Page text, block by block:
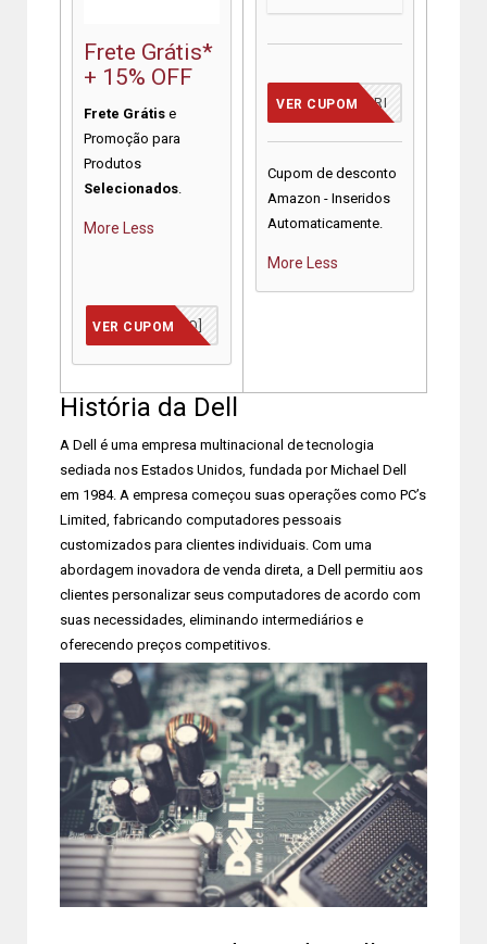
Frete Grátis*
+ 15% OFF
Frete Grátis e
Promoção para
Produtos
Selecionados
More Less
[JÁ INSERIDO]
VER CUPOM
CUPOM INSERIDO
VER CUPOM
Cupom de desconto
Amazon - Inseridos
Automaticamente.
More Less
História da Dell
A Dell é uma empresa multinacional de tecnologia
sediada nos Estados Unidos, fundada por Michael Dell
em 1984. A empresa começou suas operações como PC’s
Limited, fabricando computadores pessoais
customizados para clientes individuais. Com uma
abordagem inovadora de venda direta, a Dell permitiu aos
clientes personalizar seus computadores de acordo com
suas necessidades, eliminando intermediários e
oferecendo preços competitivos.